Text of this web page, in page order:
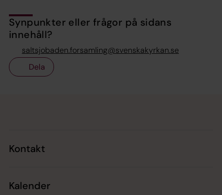
Synpunkter eller frågor på sidans
innehåll?
saltsjobaden.forsamling@svenskakyrkan.se
Dela
Kontakt
Kalender